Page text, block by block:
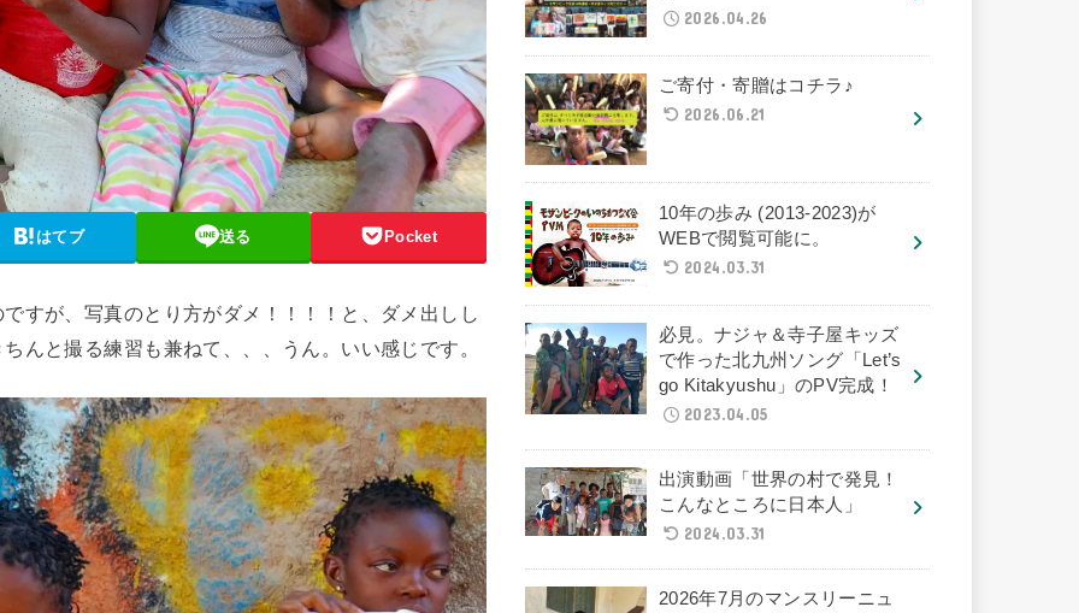
はてブ 送る Pocket
すが、写真のとり方がダメ！！！！と、ダメ出しし
んと撮る練習も兼ねて、、、うん。いい感じです。
2026.04.26
ご寄付・寄贈はコチラ♪
2026.06.21
10年の歩み (2013-2023)が
WEBで閲覧可能に。
2024.03.31
必見。ナジャ＆寺子屋キッズ
で作った北九州ソング「Let’s
go Kitakyushu」のPV完成！
2023.04.05
出演動画「世界の村で発見！
こんなところに日本人」
2024.03.31
2026年7月のマンスリーニュ